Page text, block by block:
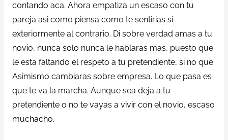
contando aca. Ahora empatiza un escaso con tu
pareja asi como piensa como te sentirias si
exteriormente al contrario. Di sobre verdad amas a tu
novio, nunca solo nunca le hablaras mas, puesto que
le esta faltando el respeto a tu pretendiente, si no que
Asimismo cambiaras sobre empresa. Lo que pasa es
que te va la marcha. Aunque sea deja a tu
pretendiente o no te vayas a vivir con el novio, escaso
muchacho.